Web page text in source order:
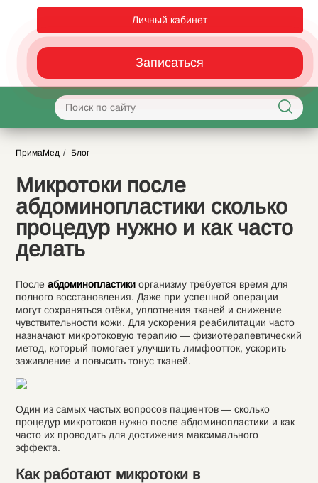
Личный кабинет
Записаться
ПримаМед Блог
Микротоки после
абдоминопластики сколько
процедур нужно и как часто
делать
После абдоминопластикиорганизму требуется время для
полного восстановления. Даже при успешной операции
могут сохраняться отёки, уплотнения тканей и снижение
чувствительности кожи. Для ускорения реабилитации часто
назначают микротоковую терапию — физиотерапевтический
метод, который помогает улучшить лимфоотток, ускорить
заживление и повысить тонус тканей.
Один из самых частых вопросов пациентов — сколько
процедур микротоков нужно после абдоминопластики и как
часто их проводить для достижения максимального
эффекта.
Как работают микротоки в